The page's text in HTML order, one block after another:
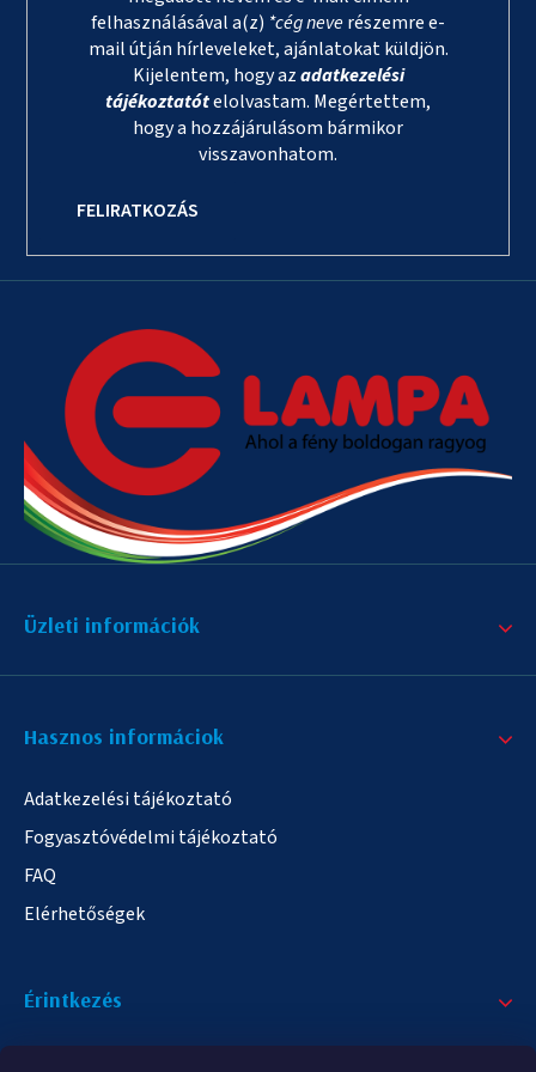
felhasználásával a(z) *cég neverészemre e-
mail útján hírleveleket, ajánlatokat küldjön.
Kijelentem, hogy azadatkezelési
tájékoztatótelolvastam. Megértettem,
hogy a hozzájárulásom bármikor
visszavonhatom.
FELIRATKOZÁS
Üzleti információk
Hasznos informáciok
Adatkezelési tájékoztató
Fogyasztóvédelmi tájékoztató
FAQ
Elérhetőségek
Érintkezés